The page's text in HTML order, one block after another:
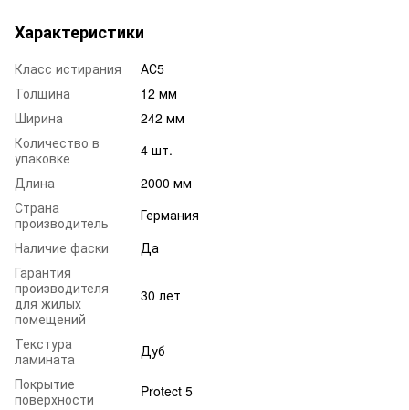
Характеристики
Класс истирания
АС5
Толщина
12 мм
Ширина
242 мм
Количество в
упаковке
4 шт.
Длина
2000 мм
Страна
производитель
Германия
Наличие фаски
Да
Гарантия
производителя
для жилых
помещений
30 лет
Текстура
ламината
Дуб
Покрытие
поверхности
Protect 5